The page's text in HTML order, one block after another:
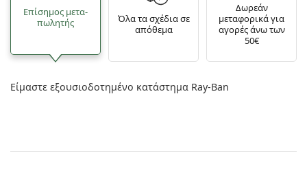
Επίσημος μετα­
πωλητής
Όλα τα σχέδια σε
απόθεμα
Δωρεάν
μεταφορικά για
αγορές άνω των
50€
Είμαστε εξουσιοδοτημένο κατάστημα Ray-Ban